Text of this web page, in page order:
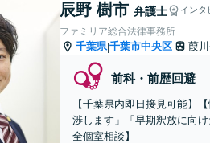
辰野 樹市 弁護士 インタ
ファミリア総合法律事務所
千葉県|千葉市中央区 葭
前科・前歴回避
【千葉県内即日接見可能】
渉します」「早期釈放に向
全個室相談】